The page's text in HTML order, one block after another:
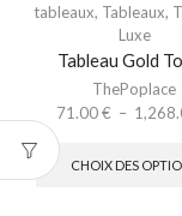
tableaux, Tableaux,
Luxe
Tableau Gold
ThePoplace
71.00€ –
CHOIX DES